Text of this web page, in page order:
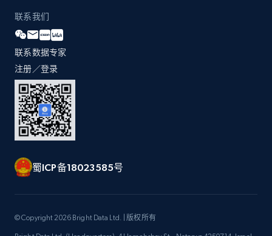
联系我们
联系数据专家
注册／登录
蜀ICP备18023585号
© Copyright 2026 Bright Data Ltd. | 版权所有